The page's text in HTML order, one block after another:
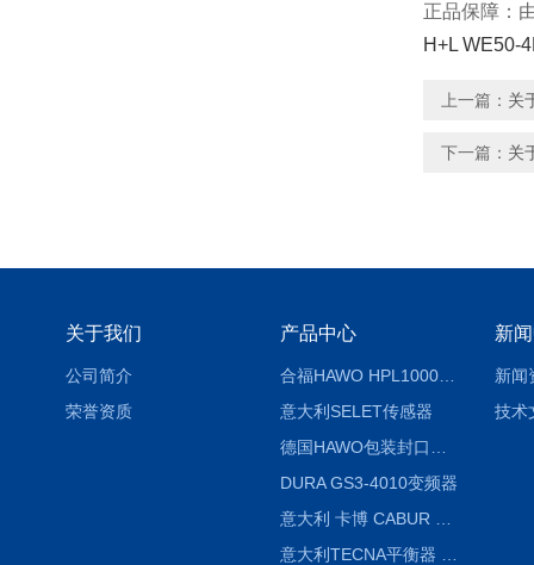
正品保障 ：
H+L WE50-
上一篇： 关
下一篇： 关
关于我们
公司简介
荣誉资质
产品中心
合福HAWO HPL1000AS封口机
意大利SELET传感器
DURA GS3-4010变频器
新
新闻
技术